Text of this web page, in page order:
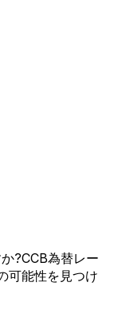
?CCB為替レー
可能性を見つけ